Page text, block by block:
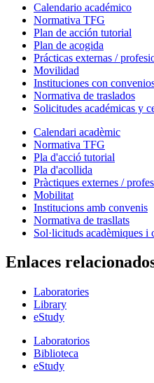
Calendario académico
Normativa TFG
Plan de acción tutorial
Plan de acogida
Prácticas externas /
Movilidad
Instituciones con
Normativa de traslados
Solicitudes académicas y
Calendari acadèmic
Normativa TFG
Pla d'acció tutorial
Pla d'acollida
Pràctiques externes /
Mobilitat
Institucions amb convenis
Normativa de trasllats
Sol·licituds acadèmiques i
Enlaces
Laboratories
Library
eStudy
Laboratorios
Biblioteca
eStudy